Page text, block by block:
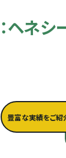
ヘネシ
豊富な実績をご紹